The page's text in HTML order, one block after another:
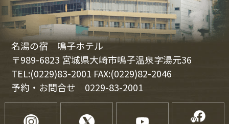
名湯の宿 鳴子ホテル
〒989-6823 宮城県大崎市鳴子温泉字湯元36
TEL:(0229)83-2001 FAX:(0229)82-2046
予約・お問合せ 0229-83-2001